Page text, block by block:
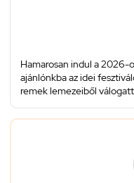
Hamarosan indul a 2026-
ajánlónkba az idei
remek lemezeiből